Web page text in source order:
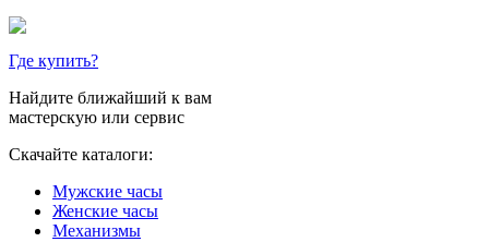
Где купить?
Найдите ближайший к вам
мастерскую или сервис
Скачайте каталоги:
Мужские часы
Женские часы
Механизмы